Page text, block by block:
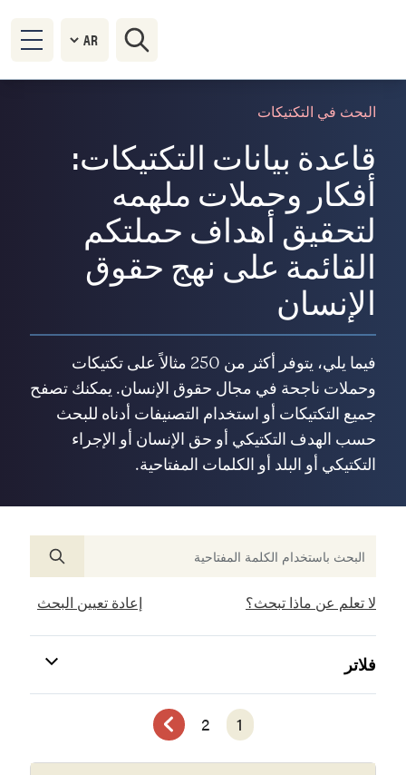
البحث في التكتيكات
قاعدة بيانات التكتيكات:
أفكار وحملات ملهمه
لتحقيق أهداف حملتكم
القائمة على نهج حقوق
الإنسان
فيما يلي، يتوفر أكثر من 250 مثالاً على تكتيكات
وحملات ناجحة في مجال حقوق الإنسان. يمكنك تصفح
جميع التكتيكات أو استخدام التصنيفات أدناه للبحث
حسب الهدف التكتيكي أو حق الإنسان أو الإجراء
التكتيكي أو البلد أو الكلمات المفتاحية.
لا تعلم عن ماذا تبحث؟ إعادة تعيين البحث
فلاتر
1
2